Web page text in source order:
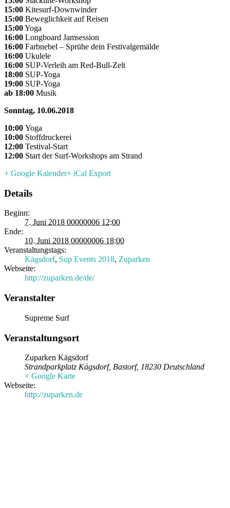
15:00 Kitesurf-Downwinder
15:00 Beweglichkeit auf Reisen
15:00Yoga
16:00 Longboard Jamsession
16:00 Farbnebel – Sprühe dein Festivalgemälde
16:00 Ukulele
16:00 SUP-Verleih am Red-Bull-Zelt
18:00 SUP-Yoga
19:00 SUP-Yoga
ab 18:00 Musik
Sonntag, 10.06.2018
10:00 Yoga
10:00 Stoffdruckerei
12:00 Testival-Start
12:00 Start der Surf-Workshops am Strand
+ Google Kalender+ iCal Export
Details
Beginn:
7. Juni 2018 00000006 12:00
Ende:
10. Juni 2018 00000006 18:00
Veranstaltungstags:
Kägsdorf, Sup Events 2018, Zuparken
Webseite:
http://zuparken.de/de/
Veranstalter
Supreme Surf
Veranstaltungsort
Zuparken Kägsdorf
Strandparkplatz Kägsdorf, Bastorf, 18230 Deutschland
+ Google Karte
Webseite:
http://zuparken.de